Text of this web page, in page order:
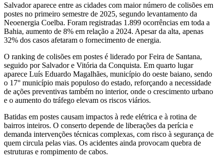
Salvador aparece entre as cidades com maior número de colisões em
postes no primeiro semestre de 2025, segundo levantamento da
Neoenergia Coelba. Foram registradas 1.899 ocorrências em toda a
Bahia, aumento de 8% em relação a 2024. Apesar da alta, apenas
32% dos casos afetaram o fornecimento de energia.
O ranking de colisões em postes é liderado por Feira de Santana,
seguido por Salvador e Vitória da Conquista. Em quarto lugar
aparece Luís Eduardo Magalhães, município do oeste baiano, sendo
o 17° município mais populoso do estado, reforçando a necessidade
de ações preventivas também no interior, onde o crescimento urbano
e o aumento do tráfego elevam os riscos viários.
Batidas em postes causam impactos à rede elétrica e à rotina de
bairros inteiros. O conserto depende de liberações da perícia e
demanda intervenções técnicas complexas, com risco à segurança de
quem circula pelas vias. Os acidentes ainda provocam quebra de
estruturas e rompimento de cabos.